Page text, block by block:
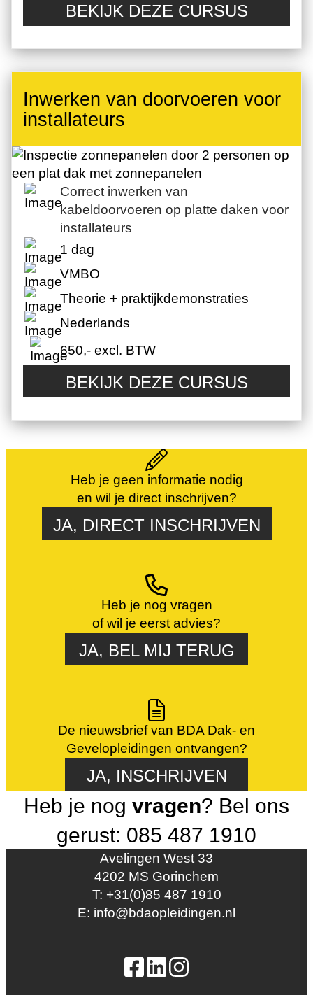
BEKIJK DEZE CURSUS
Inwerken van doorvoeren voor
installateurs
Correct inwerken van
kabeldoorvoeren op platte daken voor
installateurs
1 dag
VMBO
Theorie + praktijkdemonstraties
Nederlands
650,- excl. BTW
BEKIJK DEZE CURSUS
Heb je geen informatie nodig
en wil je direct inschrijven?
JA, DIRECT INSCHRIJVEN
Heb je nog vragen
of wil je eerst advies?
JA, BEL MIJ TERUG
De nieuwsbrief van BDA Dak- en
Gevelopleidingen ontvangen?
JA, INSCHRIJVEN
Heb je nog vragen? Bel ons
gerust: 085 487 1910
Avelingen West 33
4202 MS Gorinchem
T: +31(0)85 487 1910
E: info@bdaopleidingen.nl